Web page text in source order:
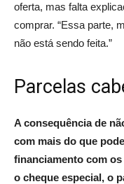
oferta, mas falta
comprar. “Essa parte,
não está sendo feita.”
Parcelas
A consequência de
com mais do que
financiamento com
o cheque especial, o